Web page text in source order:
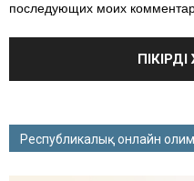
последующих моих
Республикалық онлайн